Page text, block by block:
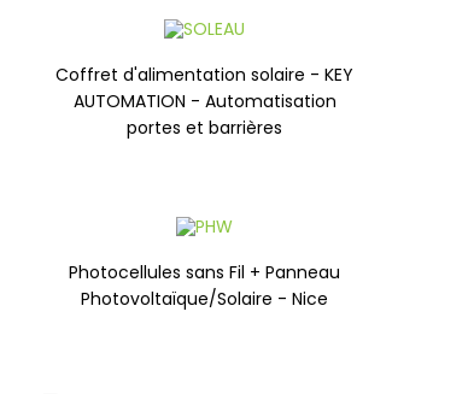
Coffret d'alimentation solaire - KEY
AUTOMATION - Automatisation
portes et barrières
Photocellules sans Fil + Panneau
Photovoltaïque/Solaire - Nice